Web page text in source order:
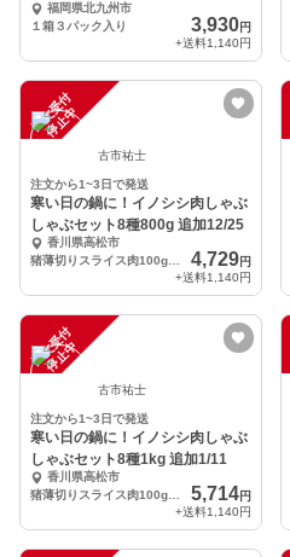
福岡県北九州市
１箱３パック入り
3,930円
+送料1,140円
注
文
受
付
停
止
中
古市祐士
注文から1~3日で発送
寒い日の鍋に！イノシシ肉しゃぶ
しゃぶセット8種800g 追加12/25
香川県高松市
4,729円
+送料1,140円
注
文
受
付
停
止
中
古市祐士
注文から1~3日で発送
寒い日の鍋に！イノシシ肉しゃぶ
しゃぶセット8種1kg 追加1/11
香川県高松市
5,714円
+送料1,140円